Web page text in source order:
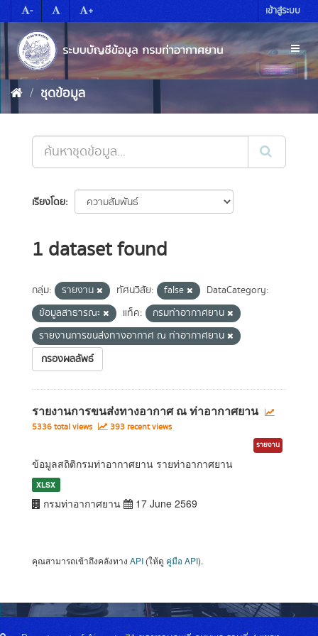
to
content
- + เข้าสู่ระบบ
ชุดข้อมูล
เรียงโดย
1 dataset found
กลุ่ม: รายงาน ทัศนวิสัย: false
DataCategory:
ข้อมูลสาธารณะ
แท็ค:
กรมท่าอากาศยาน
รายงานการขนส่งทางอากาศ ณ ท่าอากาศยาน
กรองผลลัพธ์
รายงานการขนส่งทางอากาศ ณ ท่าอากาศยาน
5336 total views 393 recent views
รายงาน
ข้อมูลสถิติกรมท่าอากาศยาน รายท่าอากาศยาน
XLSX
กรมท่าอากาศยาน 17 June 2569
คุณสามารถเข้าถึงคลังทาง API (ให้ดู คู่มือ API).